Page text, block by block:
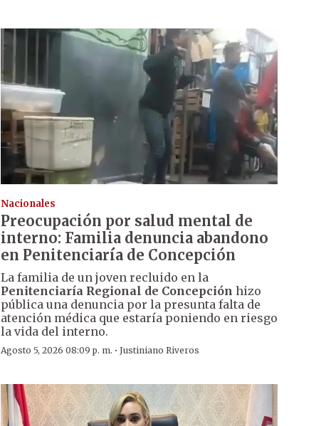
Nacionales
Preocupación por salud mental de
interno: Familia denuncia abandono
en Penitenciaría de Concepción
La familia de un joven recluido en la
Penitenciaría Regional de Concepción hizo
pública una denuncia por la presunta falta de
atención médica que estaría poniendo en riesgo
la vida del interno.
Agosto 5, 2026 08:09 p. m. · Justiniano Riveros